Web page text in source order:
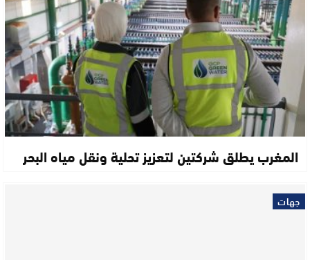
المغرب يطلق شركتين لتعزيز تحلية ونقل مياه البحر
جهات